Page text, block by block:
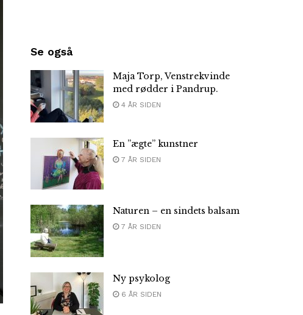
Se også
Maja Torp, Venstrekvinde
med rødder i Pandrup.
4 ÅR SIDEN
En ”ægte” kunstner
7 ÅR SIDEN
Naturen – en sindets balsam
7 ÅR SIDEN
Ny psykolog
6 ÅR SIDEN